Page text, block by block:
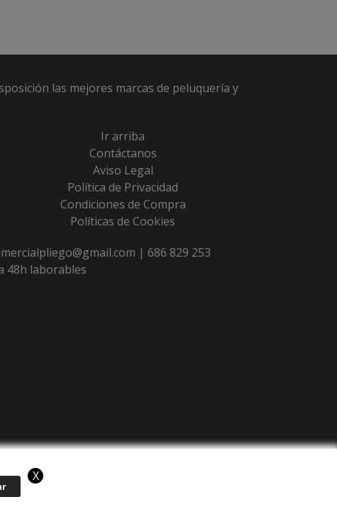
las mejores marcas de peluquería y
Ir arriba
Contáctanos
Aviso Legal
Política de Privacidad
Condiciones de Compra
Políticas de Cookies
|686 829 253
48h laborables
X